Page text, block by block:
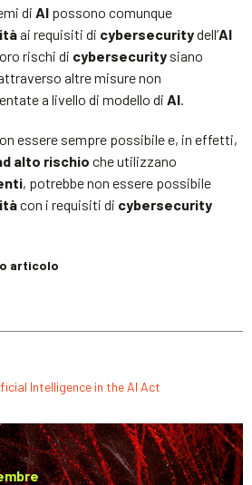
di AI possono comunque
ai requisiti di cybersecuritydell’AI
rischi di cybersecurity siano
altre misure non
a livello di modello di AI.
essere sempre possibile e, in effetti,
alto rischio che utilizzano
, potrebbe non essere possibile
con i requisiti di cybersecurity
articolo
Intelligence in the AI Act